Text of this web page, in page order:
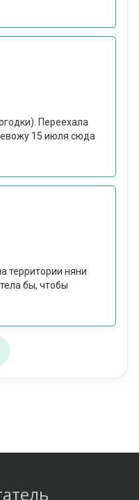
Переехала
15 июля сюда
территории няни
бы, чтобы